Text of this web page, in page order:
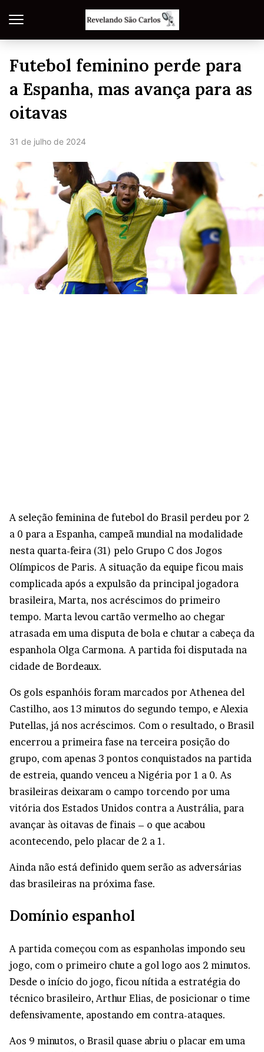
Futebol feminino perde para
a Espanha, mas avança para as
oitavas
31 de julho de 2024
A seleção feminina de futebol do Brasil perdeu por 2
a 0 para a Espanha, campeã mundial na modalidade
nesta quarta-feira (31) pelo Grupo C dos Jogos
Olímpicos de Paris. A situação da equipe ficou mais
complicada após a expulsão da principal jogadora
brasileira, Marta, nos acréscimos do primeiro
tempo. Marta levou cartão vermelho ao chegar
atrasada em uma disputa de bola e chutar a cabeça da
espanhola Olga Carmona. A partida foi disputada na
cidade de Bordeaux.
Os gols espanhóis foram marcados por Athenea del
Castilho, aos 13 minutos do segundo tempo, e Alexia
Putellas, já nos acréscimos. Com o resultado, o Brasil
encerrou a primeira fase na terceira posição do
grupo, com apenas 3 pontos conquistados na partida
de estreia, quando venceu a Nigéria por 1 a 0. As
brasileiras deixaram o campo torcendo por uma
vitória dos Estados Unidos contra a Austrália, para
avançar às oitavas de finais – o que acabou
acontecendo, pelo placar de 2 a 1.
Ainda não está definido quem serão as adversárias
das brasileiras na próxima fase.
Domínio espanhol
A partida começou com as espanholas impondo seu
jogo, com o primeiro chute a gol logo aos 2 minutos.
Desde o início do jogo, ficou nítida a estratégia do
técnico brasileiro, Arthur Elias, de posicionar o time
defensivamente, apostando em contra-ataques.
Aos 9 minutos, o Brasil quase abriu o placar em uma